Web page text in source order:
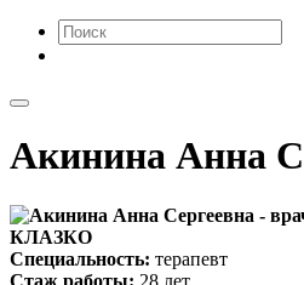
Акинина Анна
Специальность: терапевт
Стаж работы: 28 лет